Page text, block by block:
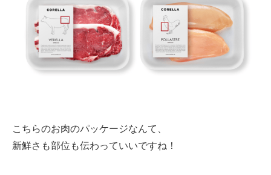
こちらのお肉のパッケージなんて、
新鮮さも部位も伝わっていいですね！